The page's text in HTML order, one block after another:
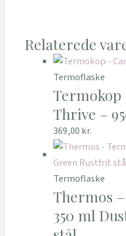
Relaterede
Termoflaske
Termokop
Thrive –
369,00 kr.
Termoflaske
Thermos
350 ml